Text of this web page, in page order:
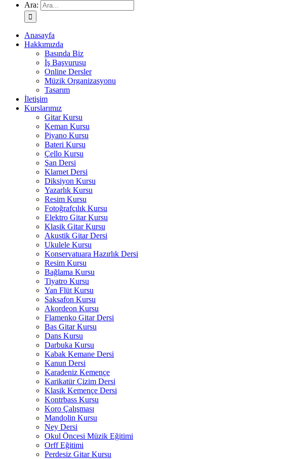
Ara:
Anasayfa
Hakkımızda
Basında Biz
İş Başvurusu
Online Dersler
Müzik Organizasyonu
Tasarım
İletişim
Kurslarımız
Gitar Kursu
Keman Kursu
Piyano Kursu
Bateri Kursu
Çello Kursu
Şan Dersi
Klarnet Dersi
Diksiyon Kursu
Yazarlık Kursu
Resim Kursu
Fotoğrafçılık Kursu
Elektro Gitar Kursu
Klasik Gitar Kursu
Akustik Gitar Dersi
Ukulele Kursu
Konservatuara Hazırlık Dersi
Resim Kursu
Bağlama Kursu
Tiyatro Kursu
Yan Flüt Kursu
Saksafon Kursu
Akordeon Kursu
Flamenko Gitar Dersi
Bas Gitar Kursu
Dans Kursu
Darbuka Kursu
Kabak Kemane Dersi
Kanun Dersi
Karadeniz Kemençe
Karikatür Çizim Dersi
Klasik Kemençe Dersi
Kontrbass Kursu
Koro Çalışması
Mandolin Kursu
Ney Dersi
Okul Öncesi Müzik Eğitimi
Orff Eğitimi
Perdesiz Gitar Kursu